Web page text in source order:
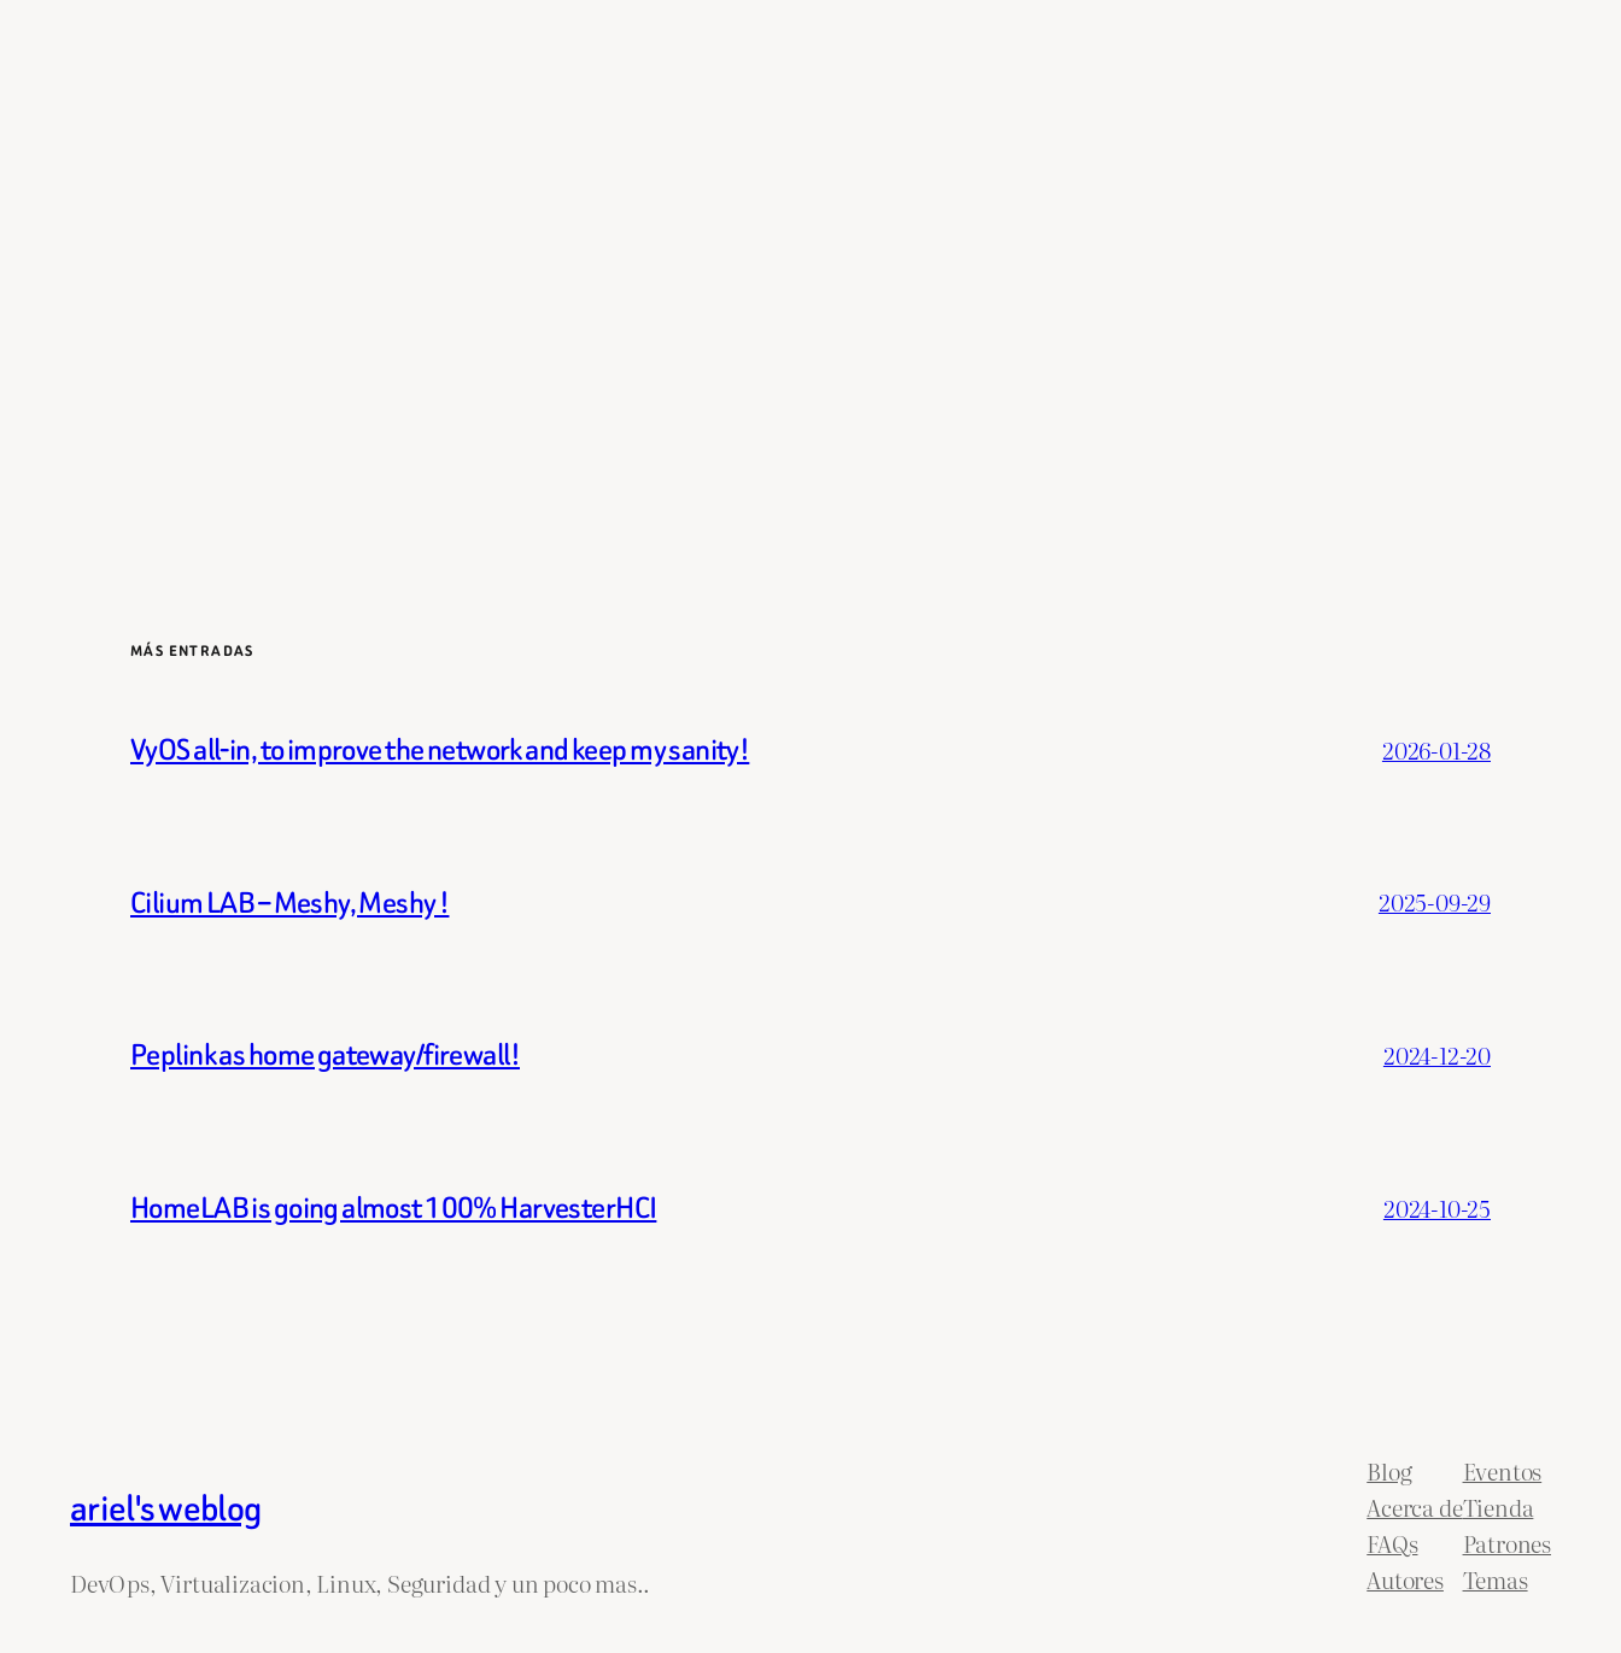
MÁS ENTRADAS
VyOS all-in, to improve the network and keep my sanity! 2026-01-28
Cilium LAB – Meshy, Meshy ! 2025-09-29
Peplink as home gateway/firewall! 2024-12-20
HomeLAB is going almost 100% HarvesterHCI 2024-10-25
ariel's weblog
DevOps, Virtualizacion, Linux, Seguridad y un poco mas..
Blog
Acerca de
FAQs
Autores
Eventos
Tienda
Patrones
Temas